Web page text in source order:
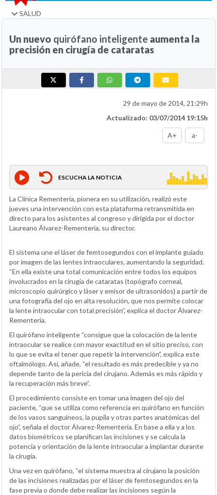
SALUD
Un nuevo quirófano inteligente aumenta la
precisión en cirugía de cataratas
29 de mayo de 2014, 21:29h
Actualizado: 03/07/2014 19:15h
A+ a-
ESCUCHA LA NOTICIA
La Clínica Rementería, pionera en su utilización, realizó este
jueves una intervención con esta plataforma retransmitida en
directo para los asistentes al congreso y dirigida por el doctor
Laureano Álvarez-Rementería, su director.
El sistema une el láser de femtosegundos con el implante guiado
por imagen de las lentes intraoculares, aumentando la seguridad.
“En ella existe una total comunicación entre todos los equipos
involucrados en la cirugía de cataratas (topógrafo corneal,
microscopio quirúrgico y láser y emisor de ultrasonidos) a partir de
una fotografía del ojo en alta resolución, que nos permite colocar
la lente intraocular con total precisión”, explica el doctor Álvarez-
Rementería.
El quirófano inteligente “consigue que la colocación de la lente
intraocular se realice con mayor exactitud en el sitio preciso, con
lo que se evita el tener que repetir la intervención”, explica este
oftalmólogo. Así, añade, “el resultado es más predecible y ya no
depende tanto de la pericia del cirujano. Además es más rápido y
la recuperación más breve”.
El procedimiento consiste en tomar una imagen del ojo del
paciente, “que se utiliza como referencia en quirófano en función
de los vasos sanguíneos, la pupila y otras partes anatómicas del
ojo”, señala el doctor Álvarez-Rementería. En base a ella y a los
datos biométricos se planifican las incisiones y se calcula la
potencia y orientación de la lente intraocular a implantar durante
la cirugía.
Una vez en quirófano, “el sistema muestra al cirujano la posición
de las incisiones realizadas por el láser de femtosegundos en la
fase previa o donde debe realizar las incisiones según la